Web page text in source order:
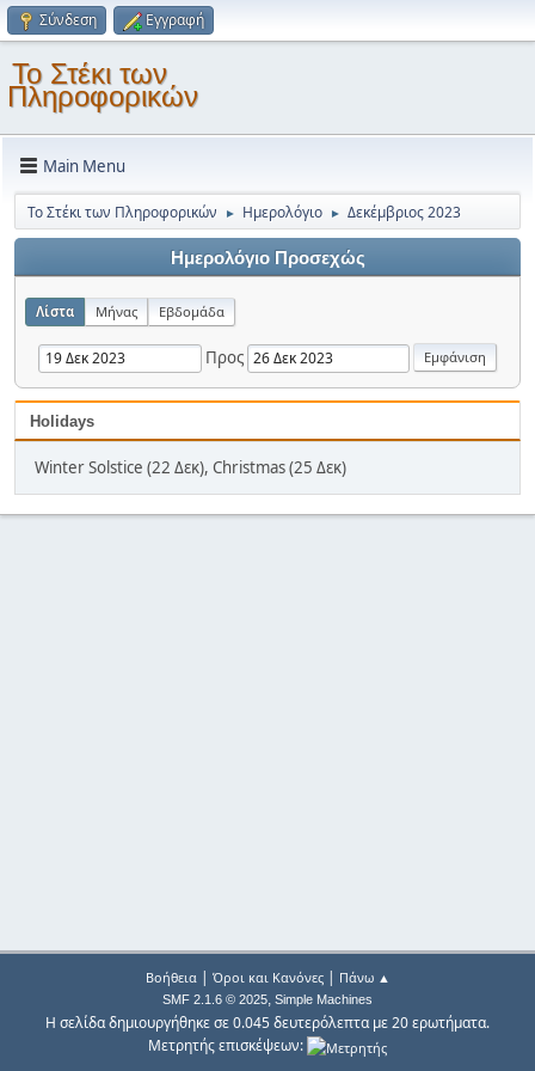
Σύνδεση Εγγραφή
Το Στέκι των
Πληροφορικών
Main Menu
Το Στέκι των Πληροφορικών ► Ημερολόγιο ► Δεκέμβριος 2023
Ημερολόγιο Προσεχώς
Λίστα Μήνας Εβδομάδα
Προς
Holidays
Winter Solstice (22 Δεκ), Christmas (25 Δεκ)
Βοήθεια| Όροι και Κανόνες| Πάνω ▲
SMF 2.1.6 © 2025, Simple Machines
Η σελίδα δημιουργήθηκε σε 0.045 δευτερόλεπτα με 20 ερωτήματα.
Μετρητής επισκέψεων: